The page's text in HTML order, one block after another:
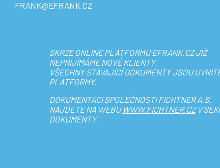
FRANK@EFRANK.CZ
SKRZE ONLINE PLATFORMU EFRANK.CZ JIŽ
NEPŘIJÍMÁME NOVÉ KLIENTY.
VŠECHNY STÁVAJÍCÍ DOKUMENTY JSOU
PLATFORMY.
DOKUMENTACI SPOLEČNOSTI FICHTNER A.S.
NAJDETE NA WEBU WWW.FICHTNER.CZV
DOKUMENTY.